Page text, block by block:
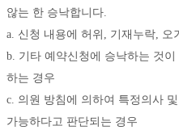
않는 한 승낙합니다.
a. 신청 내용에 허위, 기재누락, 오
b. 기타 예약신청에 승낙하는 것
하는 경우
c. 의원 방침에 의하여 특정의사
가능하다고 판단되는 경우